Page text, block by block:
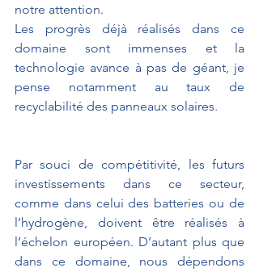
notre attention.
Les progrès déjà réalisés dans ce
domaine sont immenses et la
technologie avance à pas de géant, je
pense notamment au taux de
recyclabilité des panneaux solaires.
Par souci de compétitivité, les futurs
investissements dans ce secteur,
comme dans celui des batteries ou de
l’hydrogène, doivent être réalisés à
l’échelon européen. D’autant plus que
dans ce domaine, nous dépendons